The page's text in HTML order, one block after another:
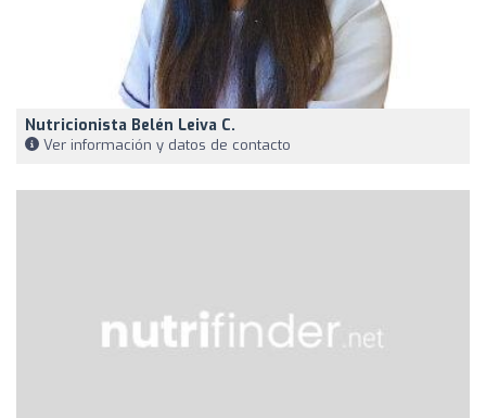
Nutricionista Belén Leiva C.
Ver información y datos de contacto